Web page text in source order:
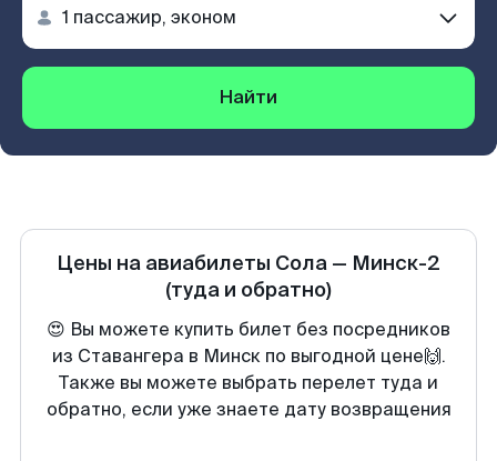
Найти
Цены на авиабилеты Сола — Минск-2
(туда и обратно)
😍 Вы можете купить билет без посредников
из Ставангера в Минск по выгодной цене🙌.
Также вы можете выбрать перелет туда и
обратно, если уже знаете дату возвращения